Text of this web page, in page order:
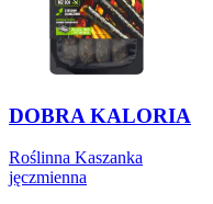
DOBRA KALORIA
Roślinna Kaszanka
jęczmienna